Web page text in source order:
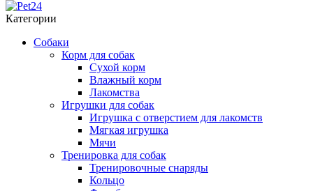
Категории
Собаки
Корм для собак
Сухой корм
Влажный корм
Лакомства
Игрушки для собак
Игрушка с отверстием для лакомств
Мягкая игрушка
Мячи
Тренировка для собак
Тренировочные снаряды
Кольцо